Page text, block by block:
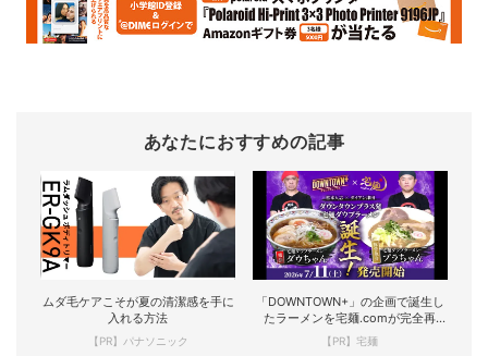
あなたにおすすめの記事
ムダ毛ケアこそが夏の清潔感を手に
入れる方法
【PR】パナソニック
「DOWNTOWN+」の企画で誕生し
たラーメンを宅麺.comが完全再
現！
【PR】宅麺